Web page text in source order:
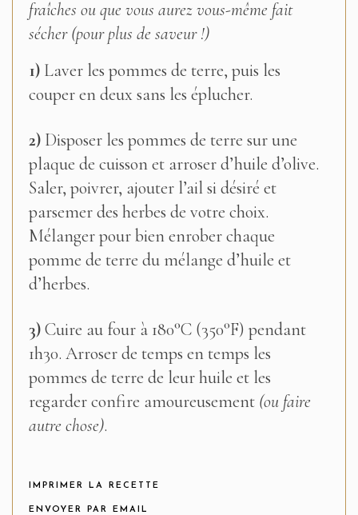
fraîches ou que vous aurez vous-même fait
sécher (pour plus de saveur !)
1) Laver les pommes de terre, puis les
couper en deux sans les éplucher.
2) Disposer les pommes de terre sur une
plaque de cuisson et arroser d’huile d’olive.
Saler, poivrer, ajouter l’ail si désiré et
parsemer des herbes de votre choix.
Mélanger pour bien enrober chaque
pomme de terre du mélange d’huile et
d’herbes.
3)Cuire au four à 180°C (350°F) pendant
1h30. Arroser de temps en temps les
pommes de terre de leur huile et les
regarder confire amoureusement (ou faire
autre chose).
IMPRIMER LA RECETTE
ENVOYER PAR EMAIL